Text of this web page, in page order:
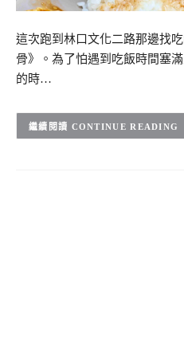
這次跑到林口文化二路那邊找
骨》。為了怕遇到吃飯時間塞
的時…
CONTINUE READING